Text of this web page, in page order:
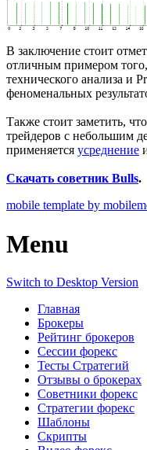
В заключение стоит
отличным примером
технического анализа и
феноменальных
Также стоит заметить,
трейдеров с небольшим
применяется усреднение
Скачать советник Bulls.
mobile template by
Menu
Switch to Desktop Version
Главная
Брокеры
Рейтинг брокеров
Сессии форекс
Тесты Стратегий
Отзывы о брокерах
Советники форекс
Стратегии форекс
Шаблоны
Скрипты